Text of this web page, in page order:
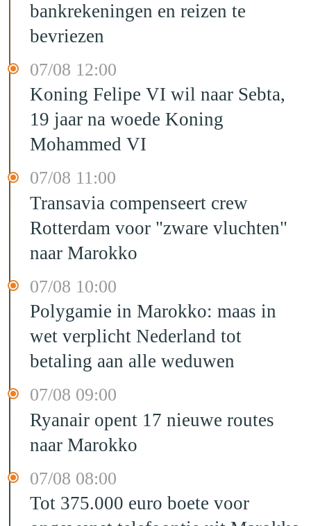
bankrekeningen en reizen te
bevriezen
07/08 12:00
Koning Felipe VI wil naar Sebta,
19 jaar na woede Koning
Mohammed VI
07/08 11:00
Transavia compenseert crew
Rotterdam voor "zware vluchten"
naar Marokko
07/08 10:00
Polygamie in Marokko: maas in
wet verplicht Nederland tot
betaling aan alle weduwen
07/08 09:00
Ryanair opent 17 nieuwe routes
naar Marokko
07/08 08:00
Tot 375.000 euro boete voor